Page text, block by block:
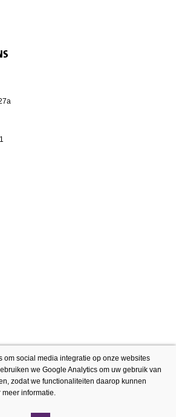
om social media integratie op onze websites
we Google Analytics om uw gebruik van
zodat we functionaliteiten daarop kunnen
meer informatie.